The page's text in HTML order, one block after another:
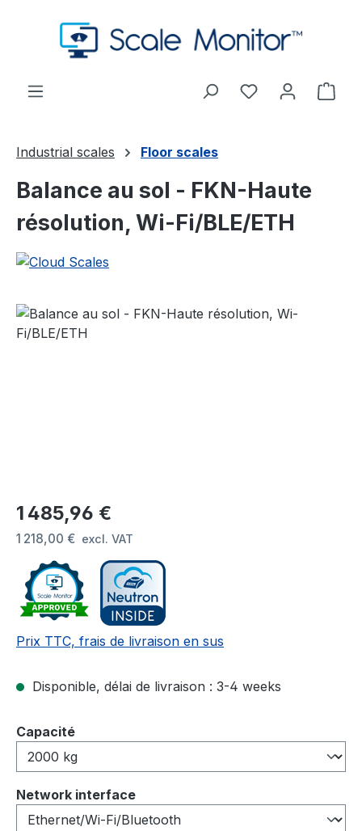
Passer au contenu principal
Vous avez 0Le
Industrial scales Floor scales
Balance au sol - FKN-Haute
résolution, Wi-Fi/BLE/ETH
Ignorer la galerie d'images
Prix régulier :
1 485,96 €
1 218,00 € excl. VAT
Prix TTC, frais de livraison en sus
Disponible, délai de livraison : 3-4 weeks
Sélectionnez
Capacité
Sélectionnez
Network interface